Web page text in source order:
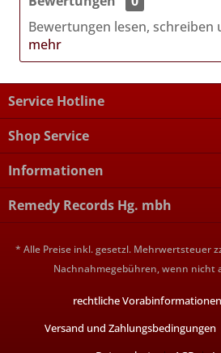
Bewertungen lesen, schreiben
mehr
Service Hotline
Shop Service
Informationen
Remedy Records Hg. mbh
* Alle Preise inkl. gesetzl. Mehrwertsteuer
Nachnahmegebühren, wenn nicht
rechtliche Vorabinformationen
Versand und Zahlungsbedingungen